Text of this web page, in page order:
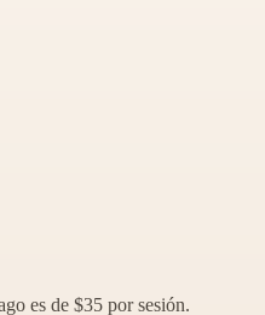
es de $35 por sesión.